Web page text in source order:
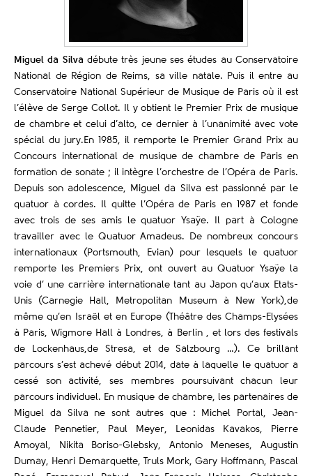
Miguel da Silva débute très jeune ses études au Conservatoire
National de Région de Reims, sa ville natale. Puis il entre au
Conservatoire National Supérieur de Musique de Paris où il est
l’élève de Serge Collot. Il y obtient le Premier Prix de musique
de chambre et celui d’alto, ce dernier à l’unanimité avec vote
spécial du jury.En 1985, il remporte le Premier Grand Prix au
Concours international de musique de chambre de Paris en
formation de sonate ; il intègre l’orchestre de l’Opéra de Paris.
Depuis son adolescence, Miguel da Silva est passionné par le
quatuor à cordes. Il quitte l’Opéra de Paris en 1987 et fonde
avec trois de ses amis le quatuor Ysaÿe. Il part à Cologne
travailler avec le Quatuor Amadeus. De nombreux concours
internationaux (Portsmouth, Evian) pour lesquels le quatuor
remporte les Premiers Prix, ont ouvert au Quatuor Ysaÿe la
voie d’ une carrière internationale tant au Japon qu’aux Etats-
Unis (Carnegie Hall, Metropolitan Museum à New York),de
même qu’en Israël et en Europe (Théâtre des Champs-Elysées
à Paris, Wigmore Hall à Londres, à Berlin , et lors des festivals
de Lockenhaus,de Stresa, et de Salzbourg …). Ce brillant
parcours s’est achevé début 2014, date à laquelle le quatuor a
cessé son activité, ses membres poursuivant chacun leur
parcours individuel. En musique de chambre, les partenaires de
Miguel da Silva ne sont autres que : Michel Portal, Jean-
Claude Pennetier, Paul Meyer, Leonidas Kavakos, Pierre
Amoyal, Nikita Boriso-Glebsky, Antonio Meneses, Augustin
Dumay, Henri Demarquette, Truls Mork, Gary Hoffmann, Pascal